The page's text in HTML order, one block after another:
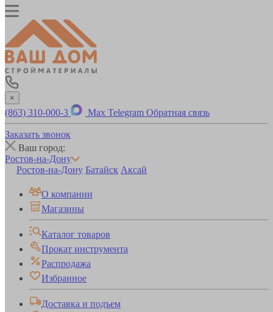
×
(863) 310-000-3 Max Telegram Обратная связь
Заказать звонок
Ваш город:
Ростов-на-Дону
Ростов-на-Дону Батайск Аксай
О компании
Магазины
Каталог товаров
Прокат инструмента
Распродажа
Избранное
Доставка и подъем